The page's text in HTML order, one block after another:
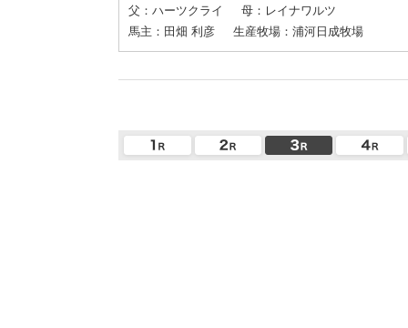
父：ハーツクライ
母：レイナワルツ
馬主：田畑 利彦
生産牧場：浦河日成牧場